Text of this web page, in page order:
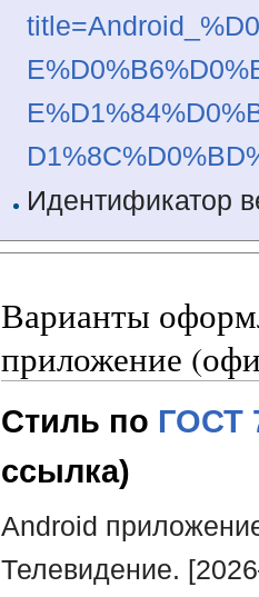
Идентификатор
Варианты
приложение
Стиль по ГОСТ
ссылка)
Android
Телевидение.